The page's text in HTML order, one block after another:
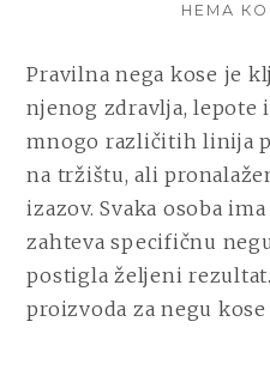
НЕМА
Pravilna nega kose je
njenog zdravlja, lepote
mnogo različitih linija
na tržištu, ali
izazov. Svaka osoba
zahteva specifičnu
postigla željeni
proizvoda za negu kose